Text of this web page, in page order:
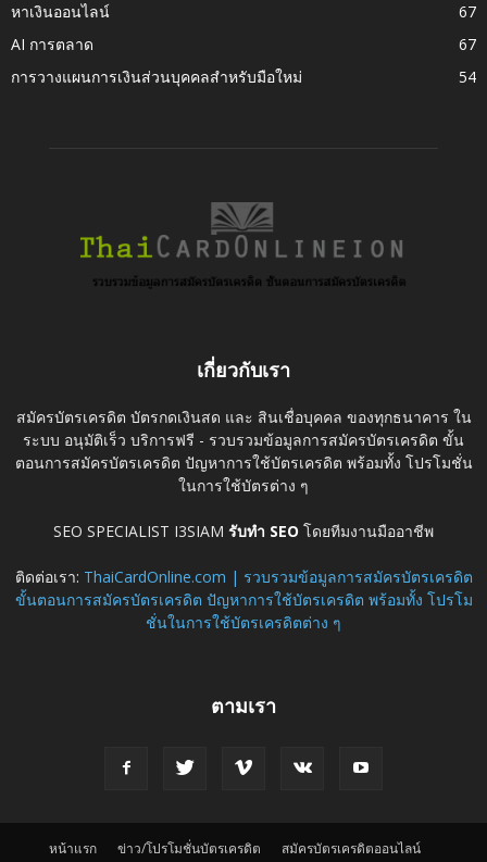
หาเงินออนไลน์
67
AI การตลาด
67
การวางแผนการเงินส่วนบุคคลสำหรับมือใหม่
54
เกี่ยวกับเรา
สมัครบัตรเครดิต บัตรกดเงินสด และ สินเชื่อบุคคล ของทุกธนาคาร ใน
ระบบ อนุมัติเร็ว บริการฟรี - รวบรวมข้อมูลการสมัครบัตรเครดิต ขั้น
ตอนการสมัครบัตรเครดิต ปัญหาการใช้บัตรเครดิต พร้อมทั้ง โปรโมชั่น
ในการใช้บัตรต่าง ๆ
SEO SPECIALIST I3SIAM รับทำ SEO โดยทีมงานมืออาชีพ
ติดต่อเรา: ThaiCardOnline.com | รวบรวมข้อมูลการสมัครบัตรเครดิต
ขั้นตอนการสมัครบัตรเครดิต ปัญหาการใช้บัตรเครดิต พร้อมทั้ง โปรโม
ชั่นในการใช้บัตรเครดิตต่าง ๆ
ตามเรา
หน้าแรก ข่าว/โปรโมชั่นบัตรเครดิต สมัครบัตรเครดิตออนไลน์